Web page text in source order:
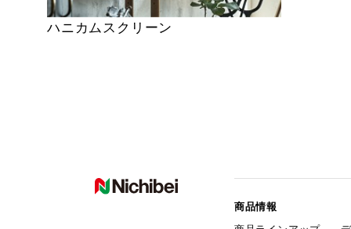
ハニカムスクリーン
商品情報